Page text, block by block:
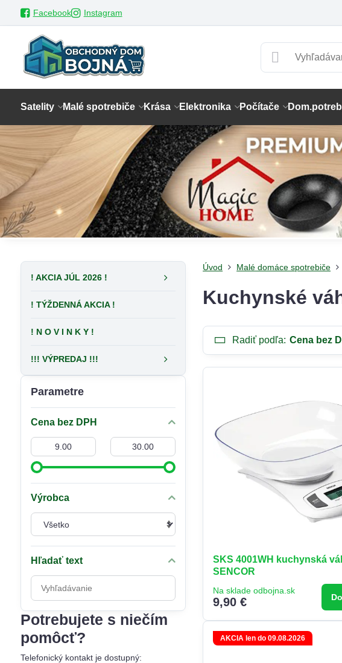
Facebook Instagram
Satelity Malé spotrebiče Krása Elektronika Počítače
Úvod Malé domáce spotrebiče
Kuchynské
Radiť podľa: Cena bez
SKS 4001WH kuchynská
SENCOR
Na sklade odbojna.sk
9,90 €
AKCIA len do 09.08.2026
Parametre
Cena bez DPH
Od: Do:
Výrobca
Hľadať text
Prehľadať
výsledky
filtra
fulltextom
Potrebujete s niečím
pomôcť?
Telefonický kontakt je dostupný:
! AKCIA JÚL 2026 !
! TÝŽDENNÁ AKCIA !
! N O V I N K Y !
!!! VÝPREDAJ !!!